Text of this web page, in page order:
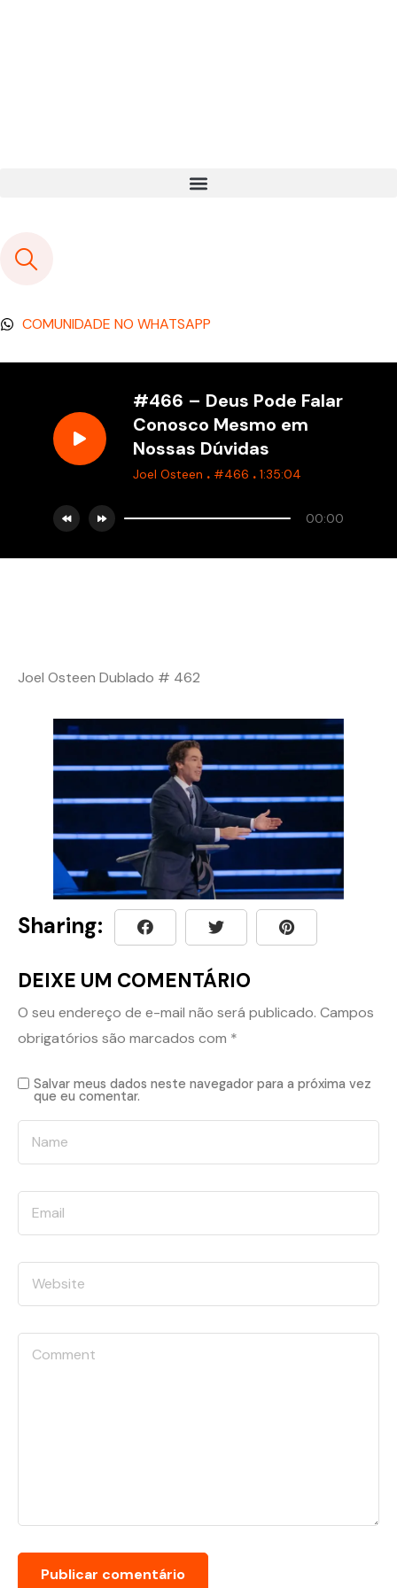
COMUNIDADE NO WHATSAPP
#466 – Deus Pode Falar
Conosco Mesmo em
Nossas Dúvidas
Joel Osteen . #466 . 1:35:04
00:00
Joel Osteen Dublado # 462
Sharing:
DEIXE UM COMENTÁRIO
O seu endereço de e-mail não será publicado. Campos
obrigatórios são marcados com *
Salvar meus dados neste navegador para a próxima vez
que eu comentar.